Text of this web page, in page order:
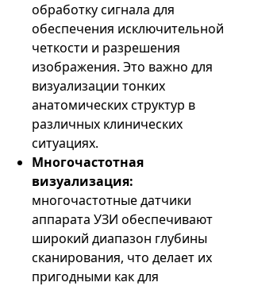
обработку сигнала для
обеспечения исключительной
четкости и разрешения
изображения. Это важно для
визуализации тонких
анатомических структур в
различных клинических
ситуациях.
Многочастотная
визуализация:
многочастотные датчики
аппарата УЗИ обеспечивают
широкий диапазон глубины
сканирования, что делает их
пригодными как для